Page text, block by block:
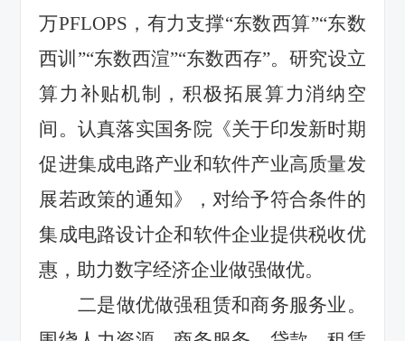
万PFLOPS ，有力支撑“东数西算”“东数
西训”“东数西渲”“东数西存”。研究设立
算力补贴机制，积极拓展算力消纳空
间。认真落实国务院《关于印发新时期
促进集成电路产业和软件产业高质量发
展若政策的通知》
，对给予符合条件的
集成电路设计企和软件企业提供税收优
惠，助力数字经济企业做强做优。
二是做优做强租赁和商务服务业。